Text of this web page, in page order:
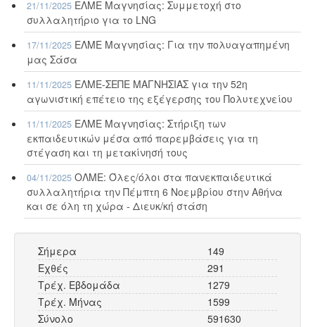
21/11/2025 ΕΛΜΕ Μαγνησίας: Συμμετοχή στο
συλλαλητήριο για το LNG
17/11/2025 ΕΛΜΕ Μαγνησίας: Για την πολυαγαπημένη
μας Σάσα
11/11/2025 ΕΛΜΕ-ΣΕΠΕ ΜΑΓΝΗΣΙΑΣ για την 52η
αγωνιστική επέτειο της εξέγερσης του Πολυτεχνείου
11/11/2025 ΕΛΜΕ Μαγνησίας: Στήριξη των
εκπαιδευτικών μέσα από παρεμβάσεις για τη
στέγαση και τη μετακίνησή τους
04/11/2025 ΟΛΜΕ: Όλες/όλοι στα πανεκπαιδευτικά
συλλαλητήρια την Πέμπτη 6 Νοεμβρίου στην Αθήνα
και σε όλη τη χώρα - Διευκ/κή στάση
Σήμερα
149
Εχθές
291
Τρέχ. Εβδομάδα
1279
Τρέχ. Μήνας
1599
Σύνολο
591630